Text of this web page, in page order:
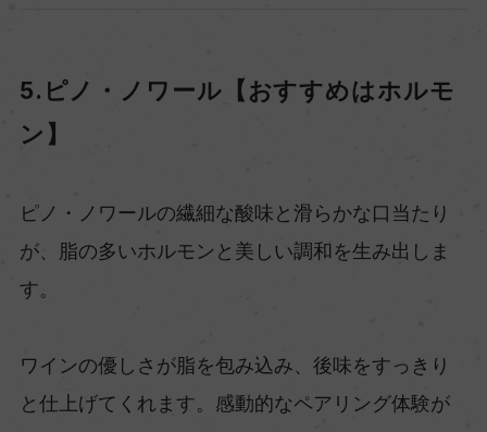
5.ピノ・ノワール【おすすめはホルモ
ン】
ピノ・ノワールの繊細な酸味と滑らかな口当たり
が、脂の多いホルモンと美しい調和を生み出しま
す。
ワインの優しさが脂を包み込み、後味をすっきり
と仕上げてくれます。感動的なペアリング体験が